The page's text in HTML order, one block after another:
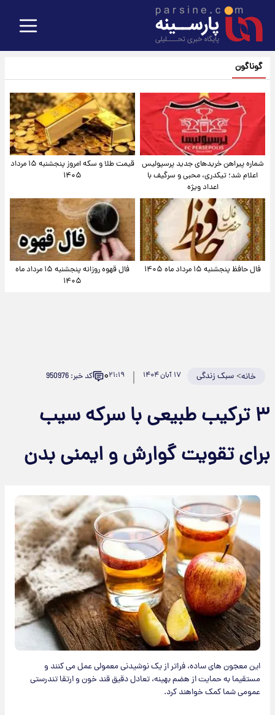
گوناگون
شماره پیراهن خریدهای جدید پرسپولیس
اعلام شد؛ تیکدری، محبی و سرگیف با
اعداد ویژه
قیمت طلا و سکه امروز پنجشنبه ۱۵ مرداد
۱۴۰۵
فال حافظ پنجشنبه ۱۵ مرداد ماه ۱۴۰۵
فال قهوه روزانه پنجشنبه ۱۵ مرداد ماه
۱۴۰۵
خانه>سبک زندگی ۱۷ آبان ۱۴۰۴ ۲۱:۱۹۰ کد خبر: 950976
۳ ترکیب طبیعی با سرکه سیب
برای تقویت گوارش و ایمنی بدن
این معجون های ساده، فراتر از یک نوشیدنی معمولی عمل می کنند و
مستقیما به حمایت از هضم بهینه، تعادل دقیق قند خون و ارتقا تندرستی
عمومی شما کمک خواهند کرد.